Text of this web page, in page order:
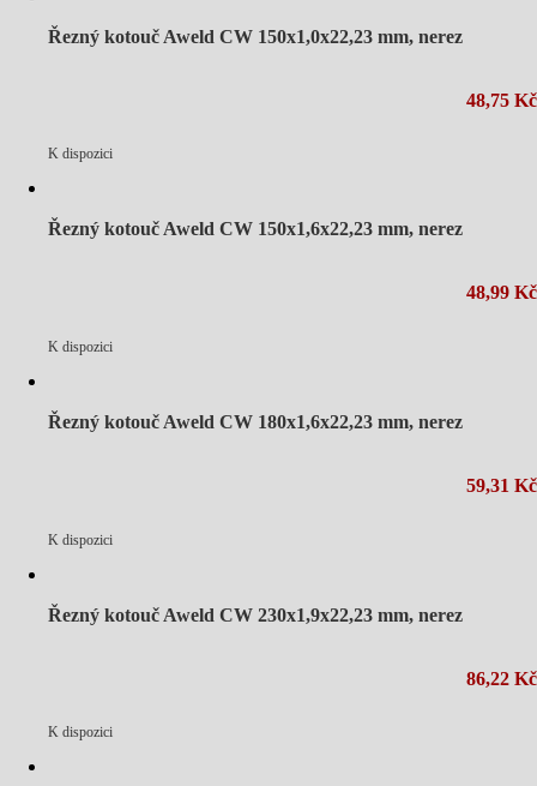
Řezný kotouč Aweld CW 150x1,0x22,23 mm, nerez
48,75 Kč
K dispozici
Řezný kotouč Aweld CW 150x1,6x22,23 mm, nerez
48,99 Kč
K dispozici
Řezný kotouč Aweld CW 180x1,6x22,23 mm, nerez
59,31 Kč
K dispozici
Řezný kotouč Aweld CW 230x1,9x22,23 mm, nerez
86,22 Kč
K dispozici